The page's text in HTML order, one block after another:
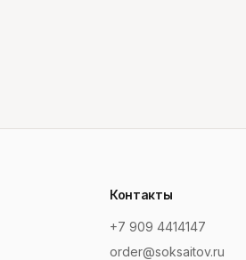
Контакты
+7 909 4414147
order@soksaitov.ru